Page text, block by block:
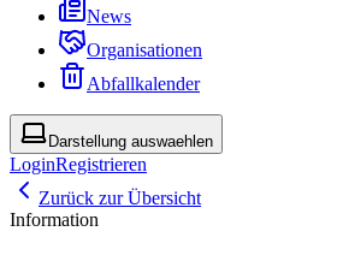
News
Organisationen
Abfallkalender
Darstellung auswaehlen
LoginRegistrieren
Zurück zur Übersicht
Information